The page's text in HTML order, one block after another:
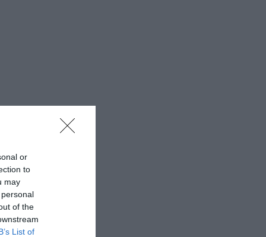
or
to
may
of the
List of